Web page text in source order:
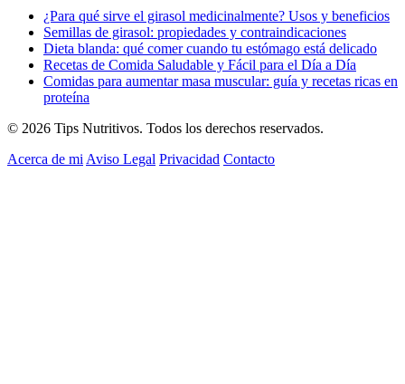
¿Para qué sirve el girasol medicinalmente? Usos y beneficios
Semillas de girasol: propiedades y contraindicaciones
Dieta blanda: qué comer cuando tu estómago está delicado
Recetas de Comida Saludable y Fácil para el Día a Día
Comidas para aumentar masa muscular: guía y recetas ricas en
proteína
© 2026 Tips Nutritivos. Todos los derechos reservados.
Acerca de mi Aviso Legal Privacidad Contacto